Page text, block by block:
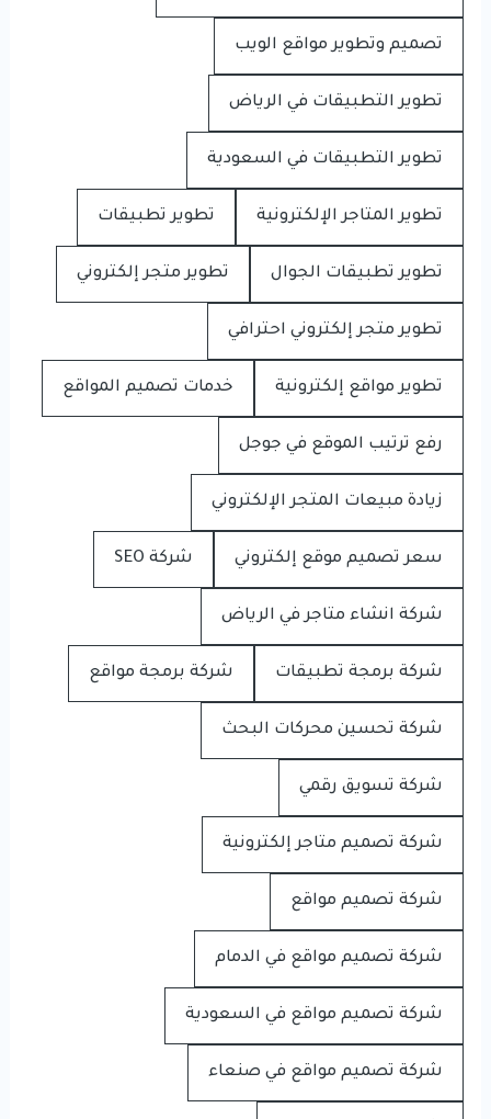
تصميم وتطوير مواقع الويب
تطوير التطبيقات في الرياض
تطوير التطبيقات في السعودية
تطوير المتاجر الإلكترونية تطوير تطبيقات
تطوير تطبيقات الجوال تطوير متجر إلكتروني
تطوير متجر إلكتروني احترافي
تطوير مواقع إلكترونية خدمات تصميم المواقع
رفع ترتيب الموقع في جوجل
زيادة مبيعات المتجر الإلكتروني
سعر تصميم موقع إلكتروني شركة SEO
شركة انشاء متاجر في الرياض
شركة برمجة تطبيقات شركة برمجة مواقع
شركة تحسين محركات البحث
شركة تسويق رقمي
شركة تصميم متاجر إلكترونية
شركة تصميم مواقع
شركة تصميم مواقع في الدمام
شركة تصميم مواقع في السعودية
شركة تصميم مواقع في صنعاء